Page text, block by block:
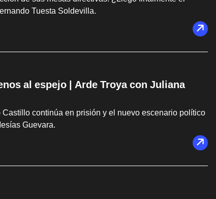
Tuesta Soldevilla.
al espejo | Arde Troya con Juliana
continúa en prisión y el nuevo escenario político
Guevara.